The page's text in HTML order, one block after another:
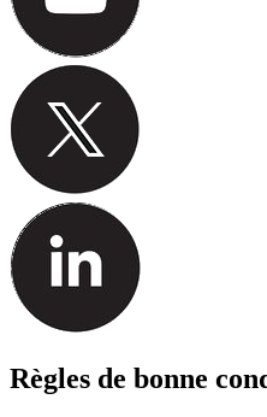
Règles de bonne